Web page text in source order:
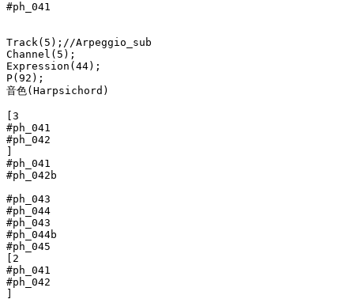
#ph_041
Track(5);//Arpeggio_sub
Channel(5);
Expression(44);
P(92);
音色(Harpsichord)
[3
#ph_041
#ph_042
#ph_041
#ph_042b
#ph_043
#ph_044
#ph_043
#ph_044b
#ph_045
[2
#ph_041
#ph_042